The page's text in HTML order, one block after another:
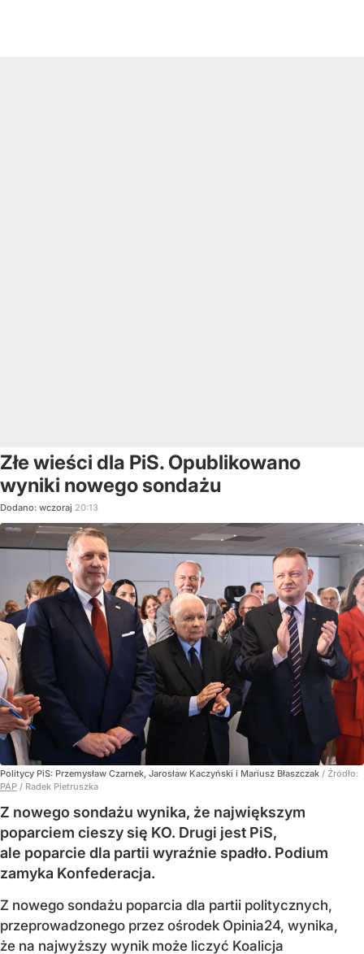
Złe wieści dla PiS. Opublikowano
wyniki nowego sondażu
Dodano: wczoraj 20:13
Politycy PiS: Przemysław Czarnek, Jarosław Kaczyński i Mariusz Błaszczak / Źródło:
PAP / Radek Pietruszka
Z nowego sondażu wynika, że największym
poparciem cieszy się KO. Drugi jest PiS,
ale poparcie dla partii wyraźnie spadło. Podium
zamyka Konfederacja.
Z nowego sondażu poparcia dla partii politycznych,
przeprowadzonego przez ośrodek Opinia24, wynika,
że na najwyższy wynik może liczyć Koalicja